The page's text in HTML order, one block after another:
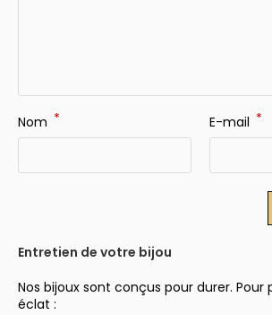
Nom * E-mail *
Entretien de votre bijou
Nos bijoux sont conçus pour durer. Pour
éclat :